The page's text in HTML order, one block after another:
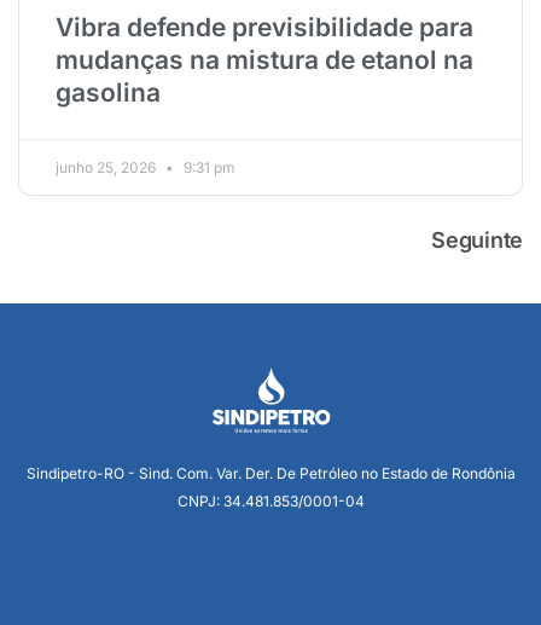
Vibra defende previsibilidade para
mudanças na mistura de etanol na
gasolina
junho 25, 2026 9:31 pm
Seguinte
Sindipetro-RO - Sind. Com. Var. Der. De Petróleo no Estado de Rondônia
CNPJ: 34.481.853/0001-04